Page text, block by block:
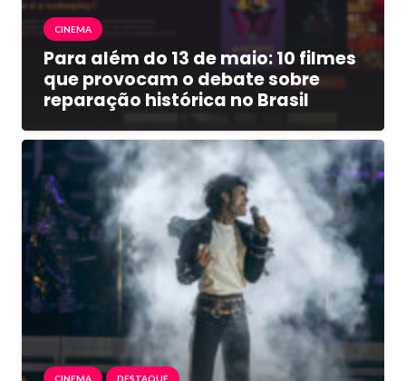
CINEMA
Para além do 13 de maio: 10 filmes
que provocam o debate sobre
reparação histórica no Brasil
CINEMA DESTAQUE